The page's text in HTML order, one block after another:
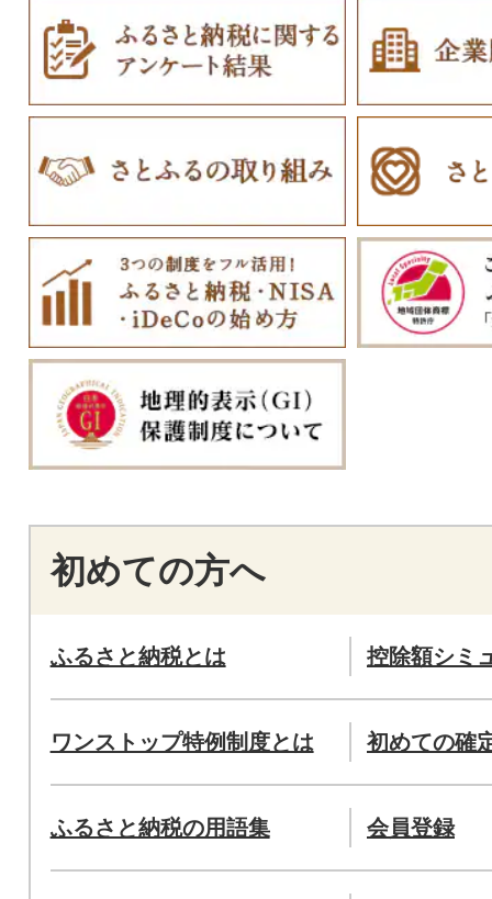
初めての方へ
ふるさと納税とは 控除額シミ
ワンストップ特例制度とは 初めての確
ふるさと納税の用語集 会員登録